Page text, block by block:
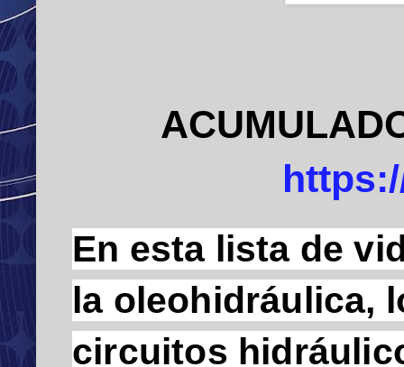
En esta lista de
la oleohidráulica,
circuitos